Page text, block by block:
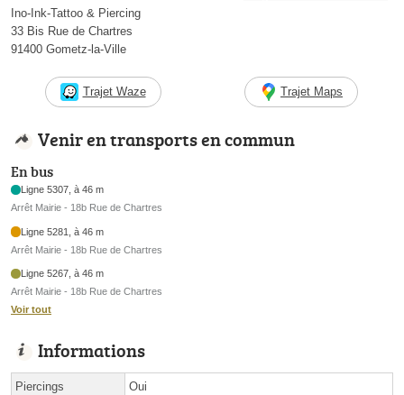
Ino-Ink-Tattoo & Piercing
33 Bis Rue de Chartres
91400 Gometz-la-Ville
Trajet Waze Trajet Maps
Venir en transports en commun
En bus
Ligne 5307, à 46 m
Arrêt Mairie - 18b Rue de Chartres
Ligne 5281, à 46 m
Arrêt Mairie - 18b Rue de Chartres
Ligne 5267, à 46 m
Arrêt Mairie - 18b Rue de Chartres
Voir tout
Informations
Piercings Oui